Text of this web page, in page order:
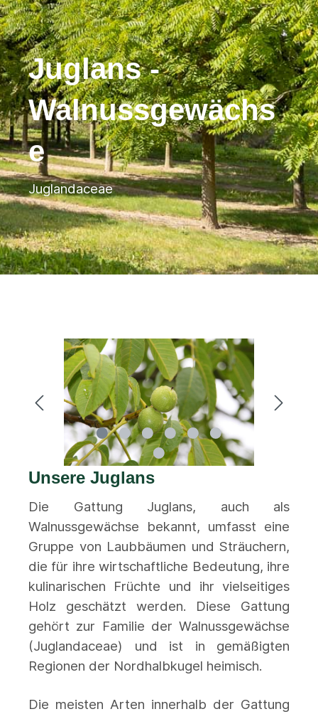
Juglans -
Walnussgewächs
e
Juglandaceae
Unsere Juglans
Die Gattung Juglans, auch als
Walnussgewächse bekannt, umfasst eine
Gruppe von Laubbäumen und Sträuchern,
die für ihre wirtschaftliche Bedeutung, ihre
kulinarischen Früchte und ihr vielseitiges
Holz geschätzt werden. Diese Gattung
gehört zur Familie der Walnussgewächse
(Juglandaceae) und ist in gemäßigten
Regionen der Nordhalbkugel heimisch.
Die meisten Arten innerhalb der Gattung